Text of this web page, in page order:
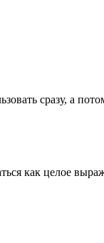
сразу, а
как целое